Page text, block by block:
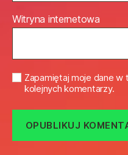
Witryna internetowa
Zapamiętaj moje dane w
kolejnych komentarzy.